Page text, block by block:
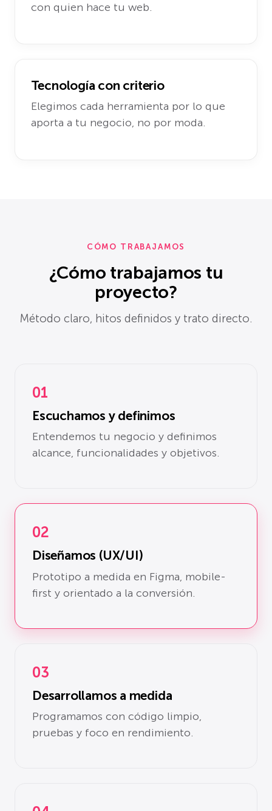
con quien hace tu web.
Tecnología con criterio
Elegimos cada herramienta por lo que
aporta a tu negocio, no por moda.
CÓMO TRABAJAMOS
¿Cómo trabajamos tu
proyecto?
Método claro, hitos definidos y trato directo.
01
Escuchamos y definimos
Entendemos tu negocio y definimos
alcance, funcionalidades y objetivos.
02
Diseñamos (UX/UI)
Prototipo a medida en Figma, mobile-
first y orientado a la conversión.
03
Desarrollamos a medida
Programamos con código limpio,
pruebas y foco en rendimiento.